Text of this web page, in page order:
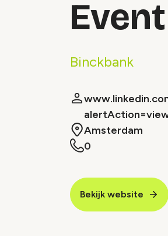
Binckbank
Amsterdam
0
Bekijk website